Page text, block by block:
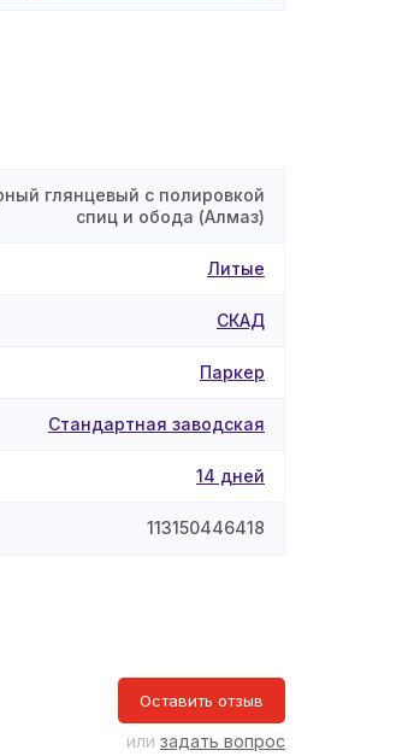
глянцевый с полировкой
спиц и обода (Алмаз)
Литые
СКАД
Паркер
Стандартная заводская
14 дней
113150446418
Оставить отзыв
или задать вопрос